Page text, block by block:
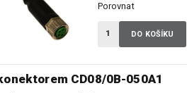
CD08/0B-050A1
Porovnat
DO KOŠÍKU